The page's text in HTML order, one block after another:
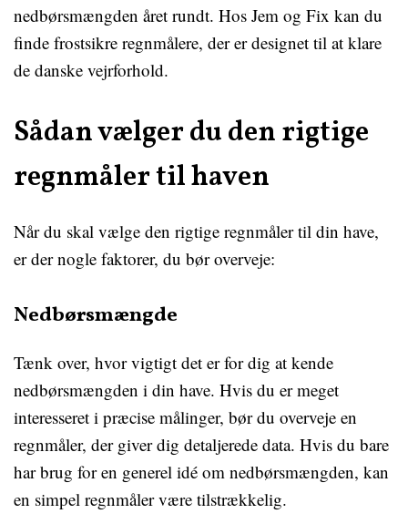
nedbørsmængden året rundt. Hos Jem og Fix kan du
finde frostsikre regnmålere, der er designet til at klare
de danske vejrforhold.
Sådan vælger du den rigtige
regnmåler til haven
Når du skal vælge den rigtige regnmåler til din have,
er der nogle faktorer, du bør overveje:
Nedbørsmængde
Tænk over, hvor vigtigt det er for dig at kende
nedbørsmængden i din have. Hvis du er meget
interesseret i præcise målinger, bør du overveje en
regnmåler, der giver dig detaljerede data. Hvis du bare
har brug for en generel idé om nedbørsmængden, kan
en simpel regnmåler være tilstrækkelig.